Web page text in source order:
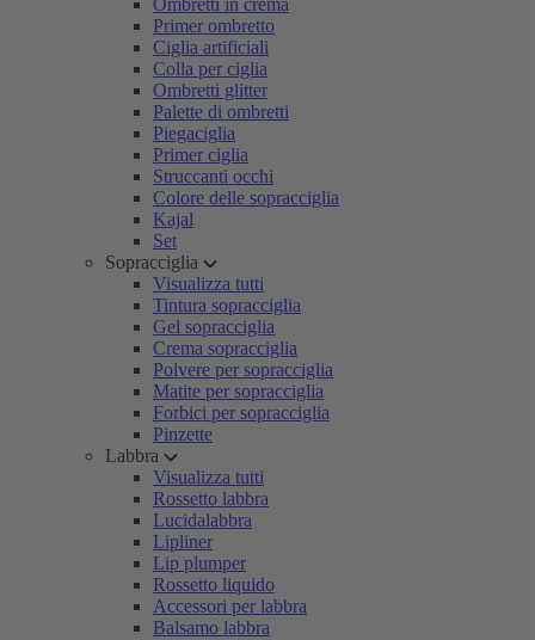
Ombretti in crema
Primer ombretto
Ciglia artificiali
Colla per ciglia
Ombretti glitter
Palette di ombretti
Piegaciglia
Primer ciglia
Struccanti occhi
Colore delle sopracciglia
Kajal
Set
Sopracciglia
Visualizza tutti
Tintura sopracciglia
Gel sopracciglia
Crema sopracciglia
Polvere per sopracciglia
Matite per sopracciglia
Forbici per sopracciglia
Pinzette
Labbra
Visualizza tutti
Rossetto labbra
Lucidalabbra
Lipliner
Lip plumper
Rossetto liquido
Accessori per labbra
Balsamo labbra